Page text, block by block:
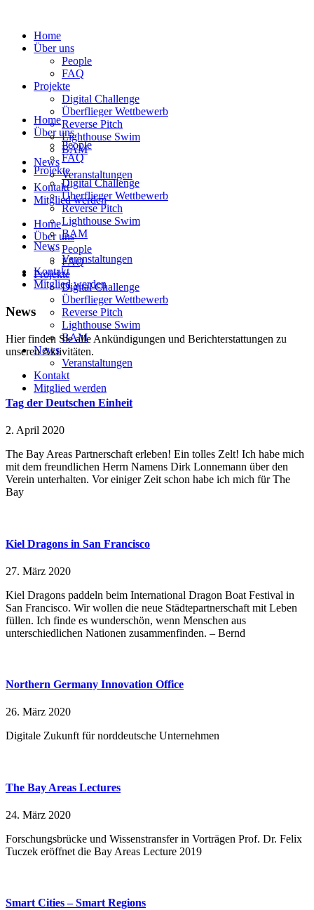
Home
Über uns
People
FAQ
Projekte
Digital Challenge
Überflieger Wettbewerb
Reverse Pitch
Lighthouse Swim
BAM
News
Veranstaltungen
Kontakt
Mitglied werden
Home
Über uns
People
FAQ
Projekte
Digital Challenge
Überflieger Wettbewerb
Reverse Pitch
Lighthouse Swim
BAM
News
Veranstaltungen
Kontakt
Mitglied werden
Home
Über uns
People
FAQ
Projekte
Digital Challenge
Überflieger Wettbewerb
Reverse Pitch
Lighthouse Swim
BAM
News
Veranstaltungen
Kontakt
Mitglied werden
News
Hier finden Sie alle Ankündigungen und Berichterstattungen zu
unseren Aktivitäten.
Tag der Deutschen Einheit
2. April 2020
The Bay Areas Partnerschaft erleben! Ein tolles Zelt! Ich habe mich
mit dem freundlichen Herrn Namens Dirk Lonnemann über den
Verein unterhalten. Vor einiger Zeit schon habe ich mich für The
Bay
Kiel Dragons in San Francisco
27. März 2020
Kiel Dragons paddeln beim International Dragon Boat Festival in
San Francisco. Wir wollen die neue Städtepartnerschaft mit Leben
füllen. Ich finde es wunderschön, wenn Menschen aus
unterschiedlichen Nationen zusammenfinden. – Bernd
Northern Germany Innovation Office
26. März 2020
Digitale Zukunft für norddeutsche Unternehmen
The Bay Areas Lectures
24. März 2020
Forschungsbrücke und Wissenstransfer in Vorträgen Prof. Dr. Felix
Tuczek eröffnet die Bay Areas Lecture 2019
Smart Cities – Smart Regions